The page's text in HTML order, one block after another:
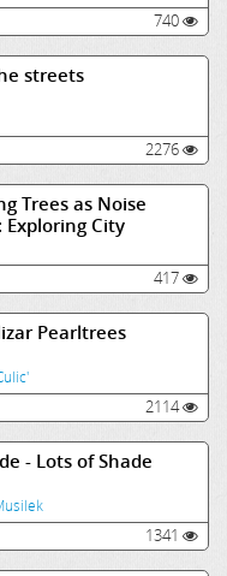
740
streets
2276
Trees as Noise
Exploring City
- Teachers notes
417
Pearltrees
2114
- Lots of Shade
1341